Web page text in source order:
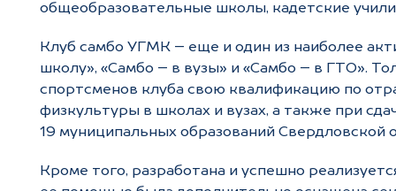
общеобразовательные школы, кадетские
Клуб самбо УГМК – еще и один из наиболее
школу», «Самбо – в вузы» и «Самбо – в ГТО».
спортсменов клуба свою квалификацию по
физкультуры в школах и вузах, а также при
19 муниципальных образований Свердловской
Кроме того, разработана и успешно